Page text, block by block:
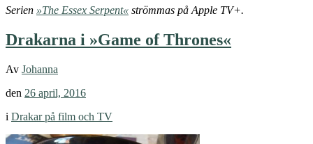
Serien »The Essex Serpent« strömmas på Apple TV+.
Drakarna i »Game of Thrones«
Av Johanna
den 26 april, 2016
i Drakar på film och TV